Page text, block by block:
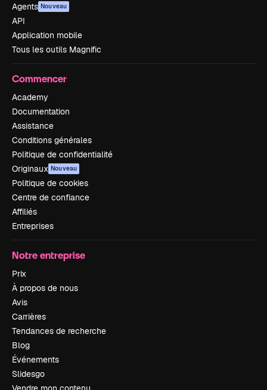
Agents Nouveau
API
Application mobile
Tous les outils Magnific
Commencer
Academy
Documentation
Assistance
Conditions générales
Politique de confidentialité
Originaux Nouveau
Politique de cookies
Centre de confiance
Affiliés
Entreprises
Notre entreprise
Prix
À propos de nous
Avis
Carrières
Tendances de recherche
Blog
Événements
Slidesgo